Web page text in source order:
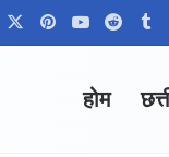
FacebookPinterestYouTube
होम